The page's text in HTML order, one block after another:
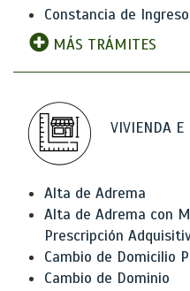
Constancia de
MÁS TRÁMITES
VIVIENDA E
Alta de Adrema
Alta de Adrema con
Prescripción
Cambio de Domicilio
Cambio de Dominio